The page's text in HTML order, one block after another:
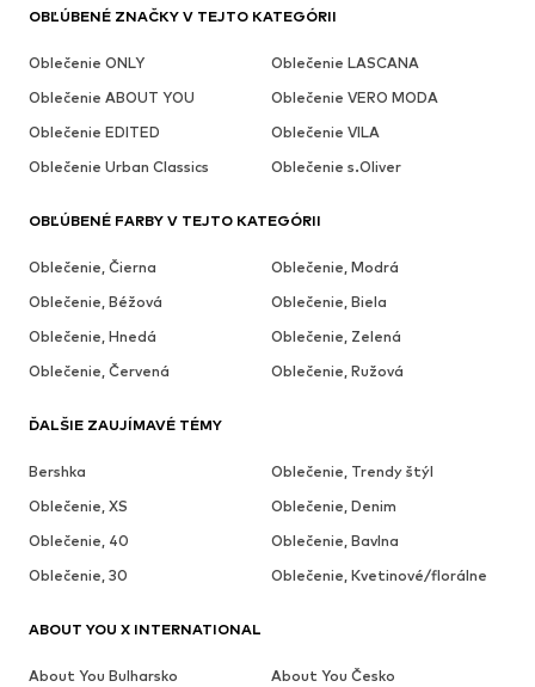
OBĽÚBENÉ ZNAČKY V TEJTO KATEGÓRII
Oblečenie ONLY
Oblečenie LASCANA
Oblečenie ABOUT YOU
Oblečenie VERO MODA
Oblečenie EDITED
Oblečenie VILA
Oblečenie Urban Classics
Oblečenie s.Oliver
OBĽÚBENÉ FARBY V TEJTO KATEGÓRII
Oblečenie, Čierna
Oblečenie, Modrá
Oblečenie, Béžová
Oblečenie, Biela
Oblečenie, Hnedá
Oblečenie, Zelená
Oblečenie, Červená
Oblečenie, Ružová
ĎALŠIE ZAUJÍMAVÉ TÉMY
Bershka
Oblečenie, Trendy štýl
Oblečenie, XS
Oblečenie, Denim
Oblečenie, 40
Oblečenie, Bavlna
Oblečenie, 30
Oblečenie, Kvetinové/florálne
ABOUT YOU X INTERNATIONAL
About You Bulharsko
About You Česko